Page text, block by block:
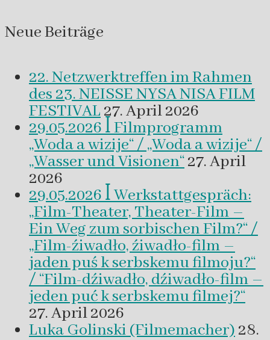
Neue Beiträge
22. Netzwerktreffen im Rahmen
des 23. NEISSE NYSA NISA FILM
FESTIVAL27. April 2026
29.05.2026 ꟾ Filmprogramm
„Woda a wizije“ / „Woda a wizije“ /
„Wasser und Visionen“27. April
2026
29.05.2026 ꟾ Werkstattgespräch:
„Film-Theater, Theater-Film –
Ein Weg zum sorbischen Film?“ /
„Film-źiwadło, źiwadło-film –
jaden puś k serbskemu filmoju?“
/ “Film-dźiwadło, dźiwadło-film –
jeden puć k serbskemu filmej?“
27. April 2026
Luka Golinski (Filmemacher)28.